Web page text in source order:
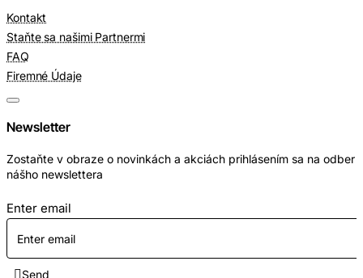
Kontakt
Staňte sa našimi Partnermi
FAQ
Firemné Údaje
Newsletter
Zostaňte v obraze o novinkách a akciách prihlásením sa na odber
nášho newslettera
Enter email
Send